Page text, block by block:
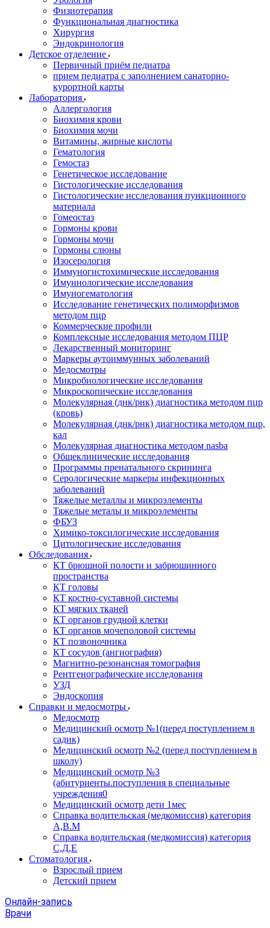
Физиотерапия
Функциональная диагностика
Хирургия
Эндокринология
Детское отделение
Первичный приём педиатра
прием педиатра с заполнением санаторно-
курортной карты
Лаборатория
Аллергология
Биохимия крови
Биохимия мочи
Витамины, жирные кислоты
Гематология
Гемостаз
Генетическое исследование
Гистологические исследования
Гистологические исследования пункционного
материала
Гомеостаз
Гормоны крови
Гормоны мочи
Гормоны слюны
Изосерология
Иммуногистохимические исследования
Имуннологические исследования
Имуногематология
Исследование генетических полиморфизмов
методом пцр
Коммерческие профили
Комплексные исследования методом ПЦР
Лекарственный мониторинг
Маркеры аутоиммунных заболеваний
Медосмотры
Микробиологические исследования
Микроскопические исследования
Молекулярная (днк/рнк) диагностика методом пцр
(кровь)
Молекулярная (днк/рнк) диагностика методом пцр,
кал
Молекулярная диагностика методом nasba
Общеклинические исследования
Программы пренатального скрининга
Серологические маркеры инфекционных
заболеваний
Тяжелые металлы и микроэлементы
Тяжелые металы и микроэлементы
ФБУЗ
Химико-токсилогические исследования
Цитологические исследования
Обследования
КТ брюшной полости и забрюшинного
пространства
КТ головы
КТ костно-суставной системы
КТ мягких тканей
КТ органов грудной клетки
КТ органов мочеполовой системы
КТ позвоночника
КТ сосудов (ангиография)
Магнитно-резонансная томография
Рентгенографические исследования
УЗД
Эндоскопия
Справки и медосмотры
Медосмотр
Медицинский осмотр №1(перед поступлением в
садик)
Медицинский осмотр №2 (перед поступлением в
школу)
Медицинский осмотр №3
(абитуриенты.поступления в специальные
учреждения0
Медицинский осмотр дети 1мес
Справка водительская (медкомиссия) категория
А,В.М
Справка водительская (медкомиссия) категория
С,Д,Е
Стоматология
Взрослый прием
Детский прием
Онлайн-запись
Врачи